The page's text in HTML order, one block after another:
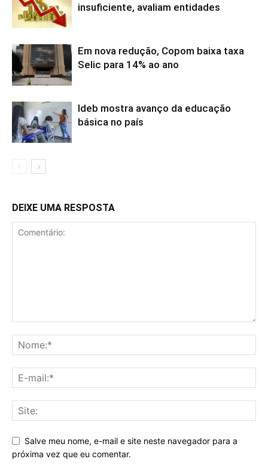
insuficiente, avaliam entidades
Em nova redução, Copom baixa taxa
Selic para 14% ao ano
Ideb mostra avanço da educação
básica no país
DEIXE UMA RESPOSTA
Salve meu nome, e-mail e site neste navegador para a
próxima vez que eu comentar.